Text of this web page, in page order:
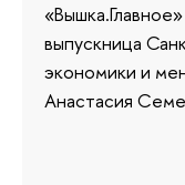
выпускница
экономики и
Анастасия